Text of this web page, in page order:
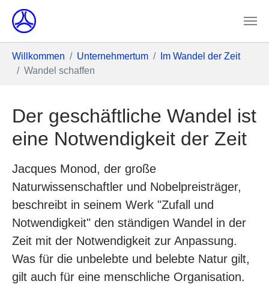
Skip to main content
Willkommen Unternehmertum
Im Wandel der Zeit
Wandel schaffen
Der geschäftliche Wandel ist
eine Notwendigkeit der Zeit
Jacques Monod, der große
Naturwissenschaftler und Nobelpreisträger,
beschreibt in seinem Werk "Zufall und
Notwendigkeit" den ständigen Wandel in der
Zeit mit der Notwendigkeit zur Anpassung.
Was für die unbelebte und belebte Natur gilt,
gilt auch für eine menschliche Organisation.